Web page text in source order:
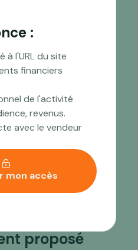
:
à l'URL du site
financiers
de l'activité
revenus.
avec le vendeur
mon accès
les 12
proposé